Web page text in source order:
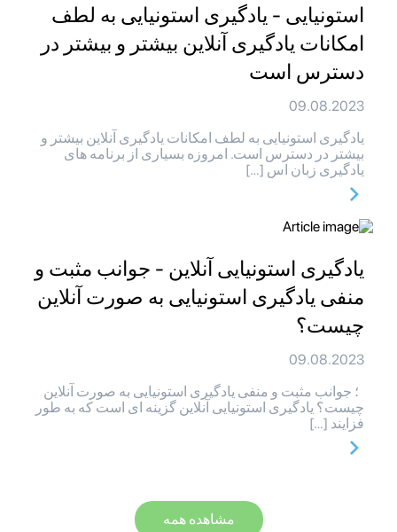
استونیایی - یادگیری استونیایی به لطف
امکانات یادگیری آنلاین بیشتر و بیشتر در
دسترس است
09.08.2023
یادگیری استونیایی به لطف امکانات یادگیری آنلاین بیشتر و
بیشتر در دسترس است. امروزه بسیاری از برنامه های
یادگیری زبان اس […]
یادگیری استونیایی آنلاین - جوانب مثبت و
منفی یادگیری استونیایی به صورت آنلاین
چیست؟
09.08.2023
؛ جوانب مثبت و منفی یادگیری استونیایی به صورت آنلاین
چیست؟ یادگیری استونیایی آنلاین گزینه ای است که به طور
فزایند […]
مشاهده همه